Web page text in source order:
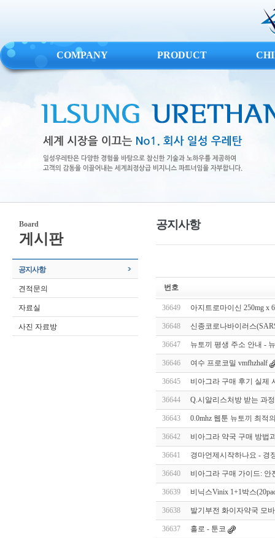
COMPANY PRODUCT
Board
게시판
공지사항
견적문의
자료실
사진 자료방
공지사항
번호
36649 아지트로마이신 250mg
36648 신종코로나바이러스
36647 뉴토끼 평생 주소 안내 -
36646 여수 프로코밀 vmfhzhalf
36645 비아그라 구매 후기 실제
36644 Q.시알리스처방 받는 과
36643 0.0mhz 웹툰 뉴토끼 최적
36642 비아그라 약국 구매 방법
36641 경마언제시작하나요 - 경
36640 비아그라 구매 가이드:
36639 비닉스Vinix 1+1박스
36638 발기부전 화이자약국 모
36637 홀로 - 툰코